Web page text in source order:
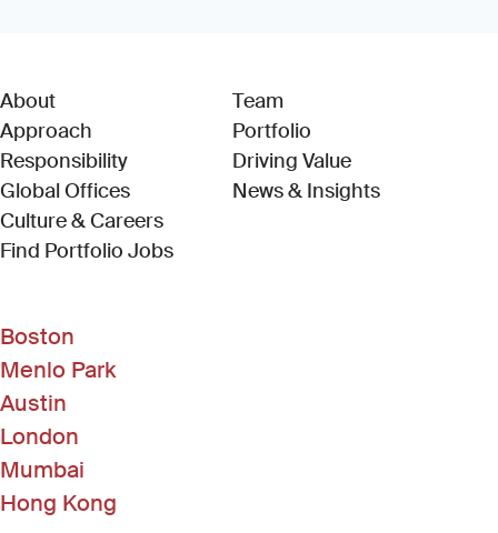
About
Approach
Responsibility
Global Offices
Culture & Careers
Find Portfolio Jobs(Link opens in new window)
Team
Portfolio
Driving Value
News & Insights
Boston
Menlo Park
Austin
London
Mumbai
Hong Kong